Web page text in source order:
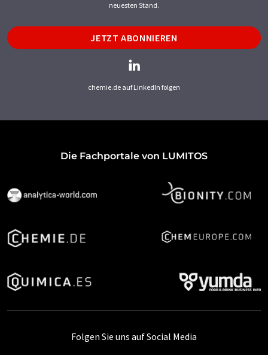
neuesten Stand.
JETZT ABONNIEREN
chemie.de auf LinkedIn folgen
Die Fachportale von LUMITOS
Folgen Sie uns auf Social Media